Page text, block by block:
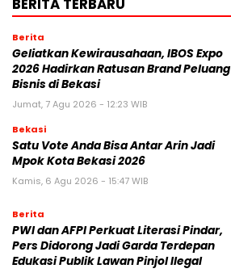
BERITA TERBARU
Berita
‎Geliatkan Kewirausahaan, IBOS Expo
2026 Hadirkan Ratusan Brand Peluang
Bisnis di Bekasi
Jumat, 7 Agu 2026 - 12:23 WIB
Bekasi
Satu Vote Anda Bisa Antar Arin Jadi
Mpok Kota Bekasi 2026
Kamis, 6 Agu 2026 - 15:47 WIB
Berita
PWI dan AFPI Perkuat Literasi Pindar,
Pers Didorong Jadi Garda Terdepan
Edukasi Publik Lawan Pinjol Ilegal